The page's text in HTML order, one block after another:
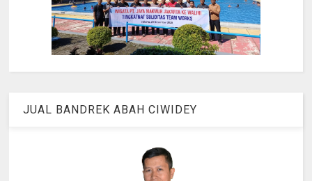
JUAL BANDREK ABAH CIWIDEY